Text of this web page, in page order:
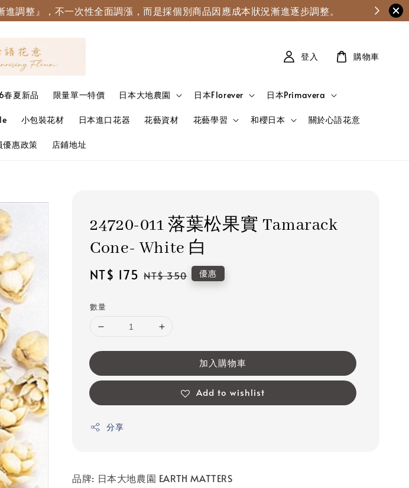
調整』，不一次性全面調漲，而是採個別商品因應成本狀況漸進逐步調整。
夏新品 限量單一特價 日本大地農園 日本Florever 日本Primavera
小包裝花材 日本進口花器 花藝資材 花藝學習 和櫻日本 關於心語花意
優惠政策 店鋪地址
登入 購物車
24720-011 落葉松果實 Tamarack
Cone- White 白
Sale
NT$ 175 Regular
NT$ 350 優惠
數量
加入購物車
Add to wishlist
分享
品牌: 日本大地農園 EARTH MATTERS